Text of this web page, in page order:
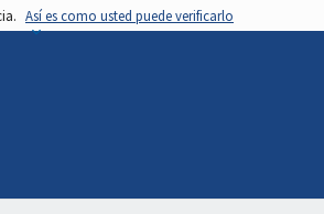
Así es como usted puede verificarlo